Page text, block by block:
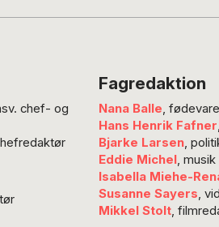
udsat for
Der
på, at tro kan
tro…
chef- og
Fagredaktion
Nana Balle,
Hans Henrik Fafner
Bjarke Larsen,
Eddie Michel , musik
Isabella Miehe-
Susanne Sayers,
Mikkel Stolt,